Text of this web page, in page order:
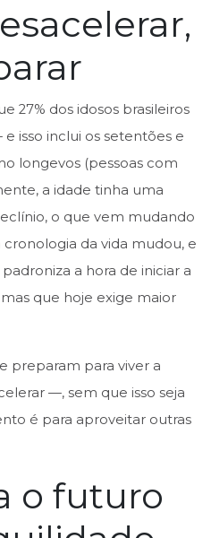
27% dos idosos brasileiros
isso inclui os setentões e
longevos (pessoas com
a idade tinha uma
o que vem mudando
da vida mudou, e
a hora de iniciar a
que hoje exige maior
preparam para viver a
—, sem que isso seja
é para aproveitar outras
o futuro